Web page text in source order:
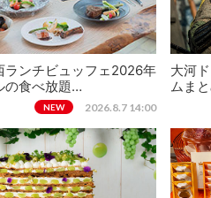
ランチビュッフェ2026年
の食べ放題…
NEW 2026.8.7 14:00
大河
ムま